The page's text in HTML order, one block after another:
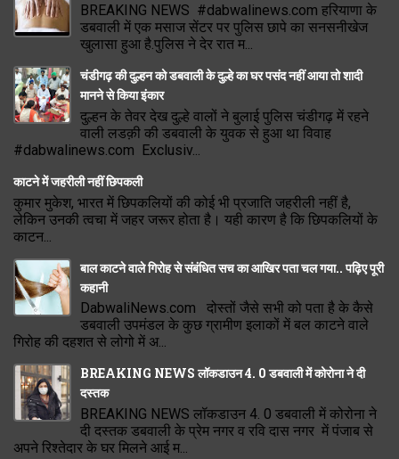
BREAKING NEWS #dabwalinews.com हरियाणा के
डबवाली में एक मसाज सेंटर पर पुलिस छापे का सनसनीखेज
खुलासा हुआ है.पुलिस ने देर रात म...
चंडीगढ़ की दुल्हन को डबवाली के दुल्हे का घर पसंद नहीं आया तो शादी
मानने से किया इंकार
दुल्हन के तेवर देख दुल्हे वालों ने बुलाई पुलिस चंडीगढ़ में रहने
वाली लडक़ी की डबवाली के युवक से हुआ था विवाह
#dabwalinews.com Exclusiv...
काटने में जहरीली नहीं छिपकली
कुमार मुकेश, भारत में छिपकलियों की कोई भी प्रजाति जहरीली नहीं है,
लेकिन उनकी त्वचा में जहर जरूर होता है। यही कारण है कि छिपकलियों के
काटन...
बाल काटने वाले गिरोह से संबंधित सच का आखिर पता चल गया.. पढ़िए पूरी
कहानी
DabwaliNews.com दोस्तों जैसे सभी को पता है के कैसे
डबवाली उपमंडल के कुछ ग्रामीण इलाकों में बल काटने वाले
गिरोह की दहशत से लोगो में अ...
BREAKING NEWS लॉकडाउन 4. 0 डबवाली में कोरोना ने दी
दस्तक
BREAKING NEWS लॉकडाउन 4. 0 डबवाली में कोरोना ने
दी दस्तक डबवाली के प्रेम नगर व रवि दास नगर में पंजाब से
अपने रिश्तेदार के घर मिलने आई म...